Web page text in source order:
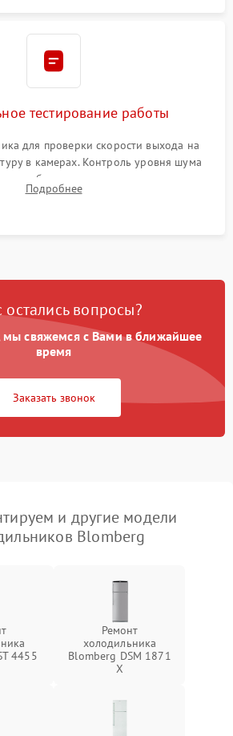
тестирование работы
для проверки скорости выхода на
в камерах. Контроль уровня шума
обмерзания стенок и корректного
системы автоматической оттайки.
Подробнее
остались вопросы?
мы свяжемся с Вами в ближайшее
время
Заказать звонок
и другие модели
Blomberg
4455
Ремонт
холодильника
Blomberg DSM 1871
X